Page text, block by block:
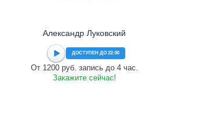
Александр Луковский
ДОСТУПЕН ДО 22:00
От 1200 руб. запись до 4 час.
Закажите сейчас!